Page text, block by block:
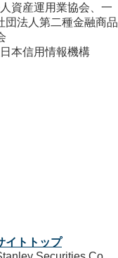
資産運用業協会、一
団法人第二種金融商品
本信用情報機構
イトトップ